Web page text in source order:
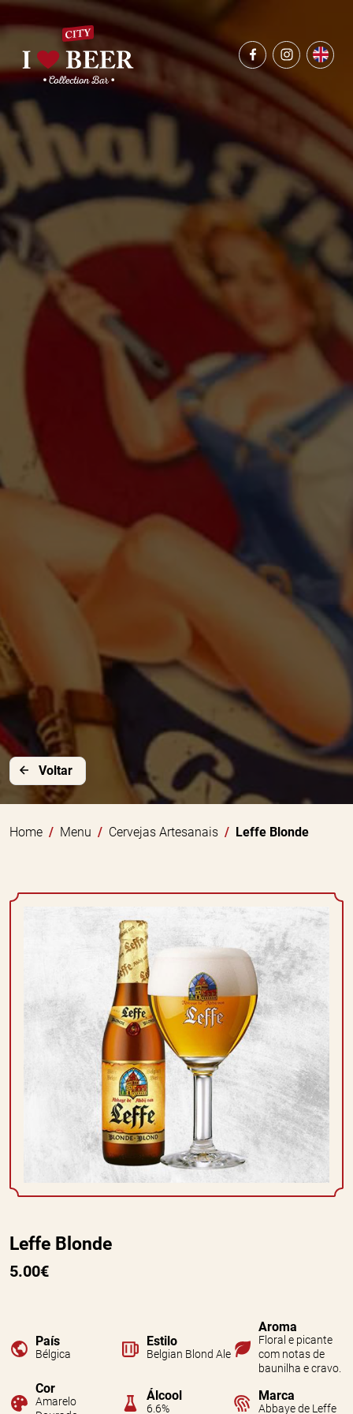
Voltar
Home Menu Cervejas Artesanais Leffe Blonde
Leffe Blonde
5.00€
País
Bélgica
Estilo
Belgian Blond Ale
Aroma
Floral e picante
com notas de
baunilha e cravo.
Cor
Amarelo
Álcool
6.6%
Marca
Abbaye de Leffe